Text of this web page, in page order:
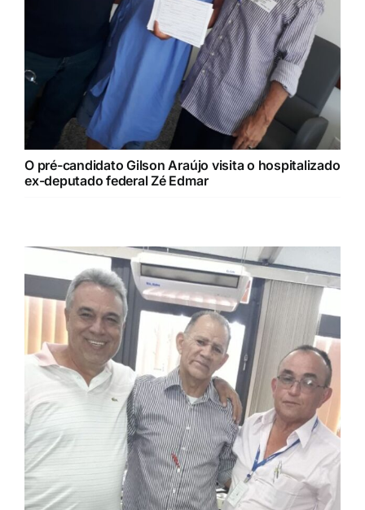
O pré-candidato Gilson Araújo visita o hospitalizado
ex-deputado federal Zé Edmar